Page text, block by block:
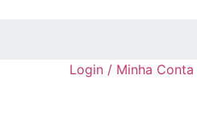
Login / Minha Conta